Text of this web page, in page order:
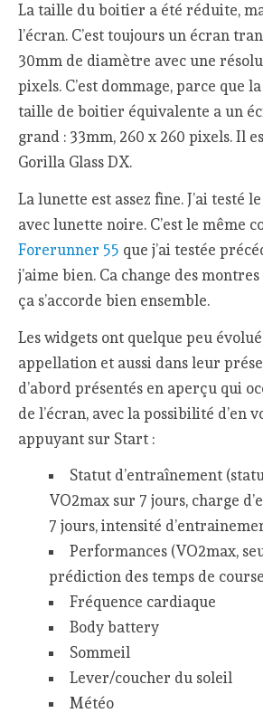
La taille du boitier a été réduite,
l’écran. C’est toujours un écran
30mm de diamètre avec une
pixels. C’est dommage, parce que
taille de boitier équivalente a un
grand : 33mm, 260 x 260 pixels. Il
Gorilla Glass DX.
La lunette est assez fine. J’ai testé
avec lunette noire. C’est le même
Forerunner 55 que j’ai testée
j’aime bien. Ca change des
ça s’accorde bien ensemble.
Les widgets ont quelque peu
appellation et aussi dans leur
d’abord présentés en aperçu qui
de l’écran, avec la possibilité d’en
appuyant sur Start :
Statut d’entraînement
VO2max sur 7 jours, charge
7 jours, intensité
Performances (VO2max,
prédiction des temps de
Fréquence cardiaque
Body battery
Sommeil
Lever/coucher du soleil
Météo